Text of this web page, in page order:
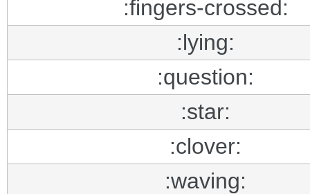
:fingers-crossed:
:lying:
:question:
:star:
:clover:
:waving: